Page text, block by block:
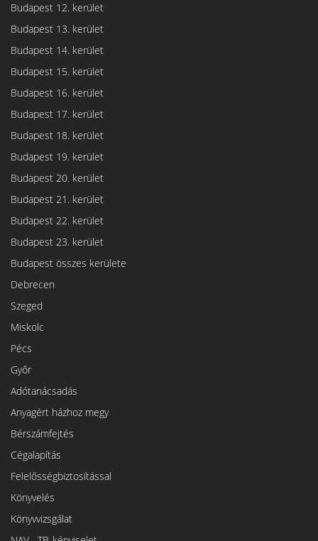
Budapest 12. kerület
Budapest 13. kerület
Budapest 14. kerület
Budapest 15. kerület
Budapest 16. kerület
Budapest 17. kerület
Budapest 18. kerület
Budapest 19. kerület
Budapest 20. kerület
Budapest 21. kerület
Budapest 22. kerület
Budapest 23. kerület
Budapest összes kerülete
Debrecen
Szeged
Miskolc
Pécs
Győr
Adótanácsadás
Anyagért házhoz megy
Bérszámfejtés
Cégalapítás
Felelősségbiztosítással
Könyvelés
Könyvvizsgálat